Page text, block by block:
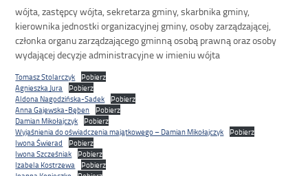
wójta, zastępcy wójta, sekretarza gminy, skarbnika gminy,
kierownika jednostki organizacyjnej gminy, osoby zarządzającej,
członka organu zarządzającego gminną osobą prawną oraz osoby
wydającej decyzje administracyjne w imieniu wójta
Tomasz Stolarczyk
Pobierz
Agnieszka Jura
Pobierz
Aldona Nagodzińska-Sadek
Pobierz
Anna Gajewska-Bęben
Pobierz
Damian Mikołajczyk
Pobierz
Wyjaśnienia do oświadczenia majątkowego – Damian Mikołajczyk
Pobierz
Iwona Świerad
Pobierz
Iwona Szcześniak
Pobierz
Izabela Kostrzewa
Pobierz